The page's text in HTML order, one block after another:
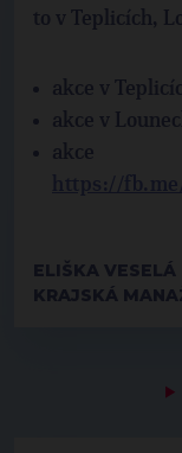
▶
to v Teplicích,
akce v
akce v
akce
ELIŠKA VESELÁ
KRAJSKÁ